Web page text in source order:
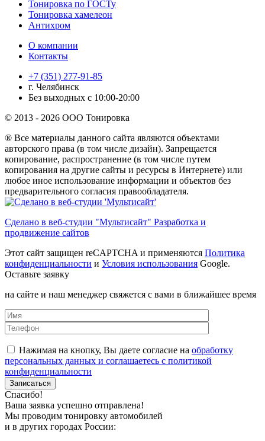
Тонировка по ГОСТу
Тонировка хамелеон
Антихром
О компании
Контакты
+7 (351) 277-91-85
г. Челябинск
Без выходных с 10:00-20:00
© 2013 - 2026 ООО Тонировка
® Все материалы данного сайта являются объектами
авторского права (в том числе дизайн). Запрещается
копирование, распространение (в том числе путем
копирования на другие сайты и ресурсы в Интернете) или
любое иное использование информации и объектов без
предварительного согласия правообладателя.
Сделано в веб-студии "Мультисайт" Разработка и
продвижение сайтов
Этот сайт защищен reCAPTCHA и применяются Политика
конфиденциальности и Условия использования Google.
Оставьте заявку
на сайте и наш менеджер свяжется с вами в ближайшее время
Нажимая на кнопку, Вы даете согласие на обработку
персональных данных и соглашаетесь с политикой
конфиденциальности
Спасибо!
Ваша заявка успешно отправлена!
Мы проводим тонировку автомобилей
и в других городах России: